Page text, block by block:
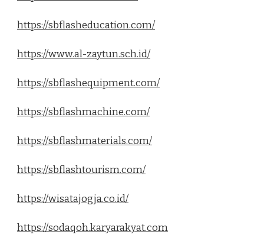
https://sbflasheducation.com/
https://www.al-zaytun.sch.id/
https://sbflashequipment.com/
https://sbflashmachine.com/
https://sbflashmaterials.com/
https://sbflashtourism.com/
https://wisatajogja.co.id/
https://sodaqoh.karyarakyat.com